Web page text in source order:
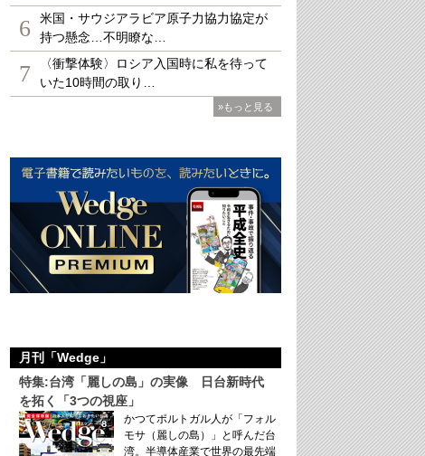
6
米国・サウジアラビア原子力協力協定が
持つ懸念…不明瞭な…
7
〈衝撃体験〉ロシア入国時に私を待って
いた10時間の取り…
»もっと見る
月刊「Wedge」
特集:台湾「麗しの島」の実像 日台新時代
を拓く「3つの視座」
かつてポルトガル人が「フォル
モサ（麗しの島）」と呼んだ台
湾。半導体産業で世界の最先端